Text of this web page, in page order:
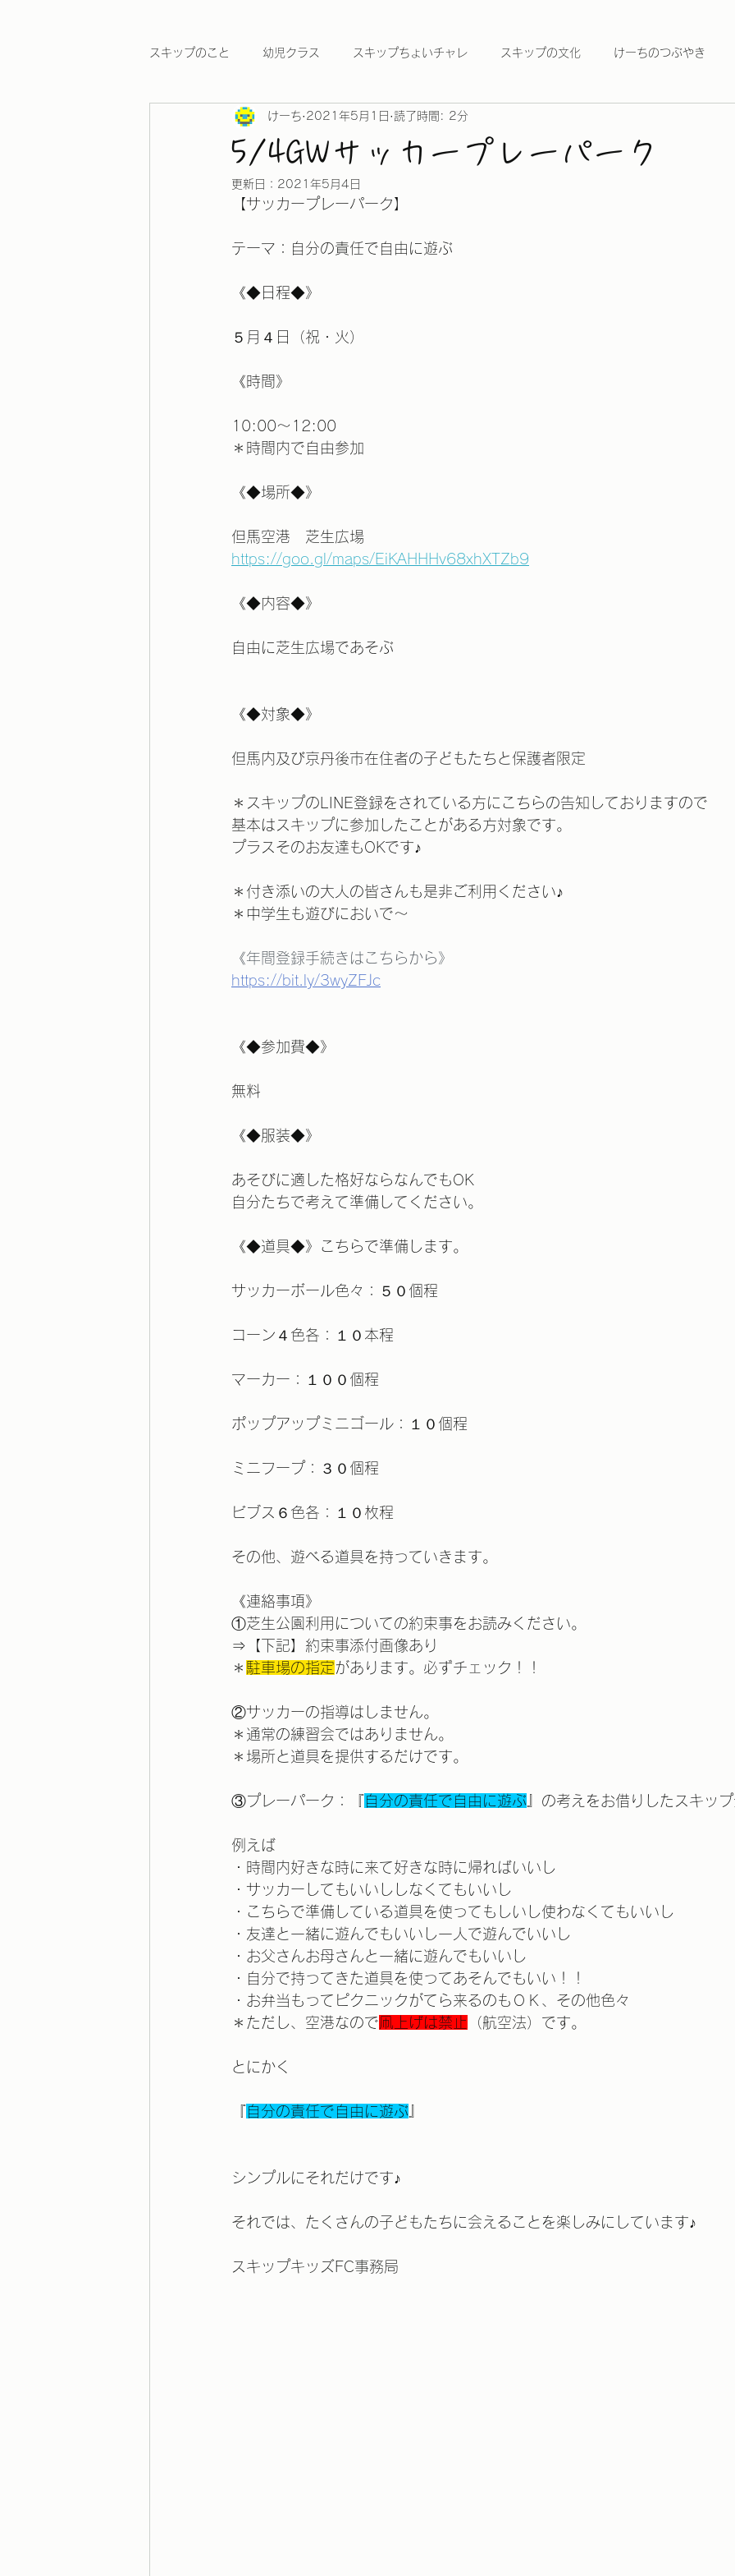
スキップのこと 幼児クラス スキップちょいチャレ スキップの文化 けーちのつぶやき
ワールドカップ2026
5/4GWサッカープレーパーク
けーち 2021年5月1日 読了時間: 2分
更新日： 2021年5月4日
【サッカープレーパーク】
テーマ：自分の責任で自由に遊ぶ
《◆日程◆》
５月４日（祝・火）
《時間》
10:00～12:00
＊時間内で自由参加
《◆場所◆》
但馬空港　芝生広場
https://goo.gl/maps/EiKAHHHv68xhXTZb9
《◆内容◆》
自由に芝生広場であそぶ
《◆対象◆》
但馬内及び京丹後市在住者の子どもたちと保護者限定
＊スキップのLINE登録をされている方にこちらの告知しておりますので
基本はスキップに参加したことがある方対象です。
プラスそのお友達もOKです♪
＊付き添いの大人の皆さんも是非ご利用ください♪
＊中学生も遊びにおいで～
《年間登録手続きはこちらから》
https://bit.ly/3wyZFJc
《◆参加費◆》
無料
《◆服装◆》
あそびに適した格好ならなんでもOK
自分たちで考えて準備してください。
《◆道具◆》こちらで準備します。
サッカーボール色々：５０個程
コーン４色各：１０本程
マーカー：１００個程
ポップアップミニゴール：１０個程
ミニフープ：３０個程
ビブス６色各：１０枚程
その他、遊べる道具を持っていきます。
《連絡事項》
①芝生公園利用についての約束事をお読みください。
⇒【下記】約束事添付画像あり
＊ 駐車場の指定があります。必ずチェック！！
②サッカーの指導はしません。
＊通常の練習会ではありません。
＊場所と道具を提供するだけです。
③プレーパーク：『 自分の責任で自由に遊ぶ 』の考えをお借りしたスキップ
例えば
・時間内好きな時に来て好きな時に帰ればいいし
・サッカーしてもいいししなくてもいいし
・こちらで準備している道具を使ってもしいし使わなくてもいいし
・友達と一緒に遊んでもいいし一人で遊んでいいし
・お父さんお母さんと一緒に遊んでもいいし
・自分で持ってきた道具を使ってあそんでもいい！！
・お弁当もってピクニックがてら来るのもＯＫ、その他色々
＊ただし、空港なので凧上げは禁止 （航空法）です。
とにかく
『 自分の責任で自由に遊ぶ
シンプルにそれだけです♪
それでは、たくさんの子どもたちに会えることを楽しみにしています♪
スキップキッズFC事務局